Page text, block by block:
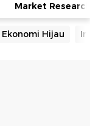
Market Research
Ekonomi Hijau